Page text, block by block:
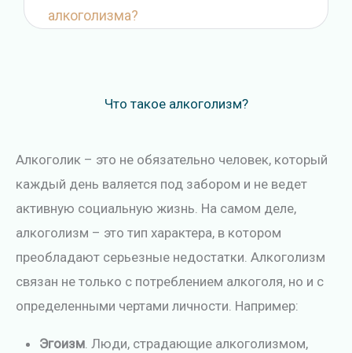
алкоголизма?
Что такое алкоголизм?
Алкоголик – это не обязательно человек, который
каждый день валяется под забором и не ведет
активную социальную жизнь. На самом деле,
алкоголизм – это тип характера, в котором
преобладают серьезные недостатки. Алкоголизм
связан не только с потреблением алкоголя, но и с
определенными чертами личности. Например:
Эгоизм. Люди, страдающие алкоголизмом,